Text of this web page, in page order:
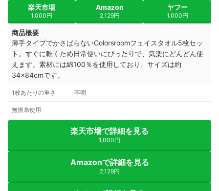
楽天市場
1,000円
Amazon
2,129円
ヤフー
1,000円
商品概要
薄手タイプでかさばらないColorsroomフェイスタオル5枚セッ
ト。すぐに乾くため日常使いにぴったりで、気楽にどんどん使
えます。素材には綿100％を使用しており、サイズは約
34×84cmです。
1枚あたりの重さ 不明
無撚糸使用
楽天市場で詳細を見る
1,000円
Amazonで詳細を見る
2,129円